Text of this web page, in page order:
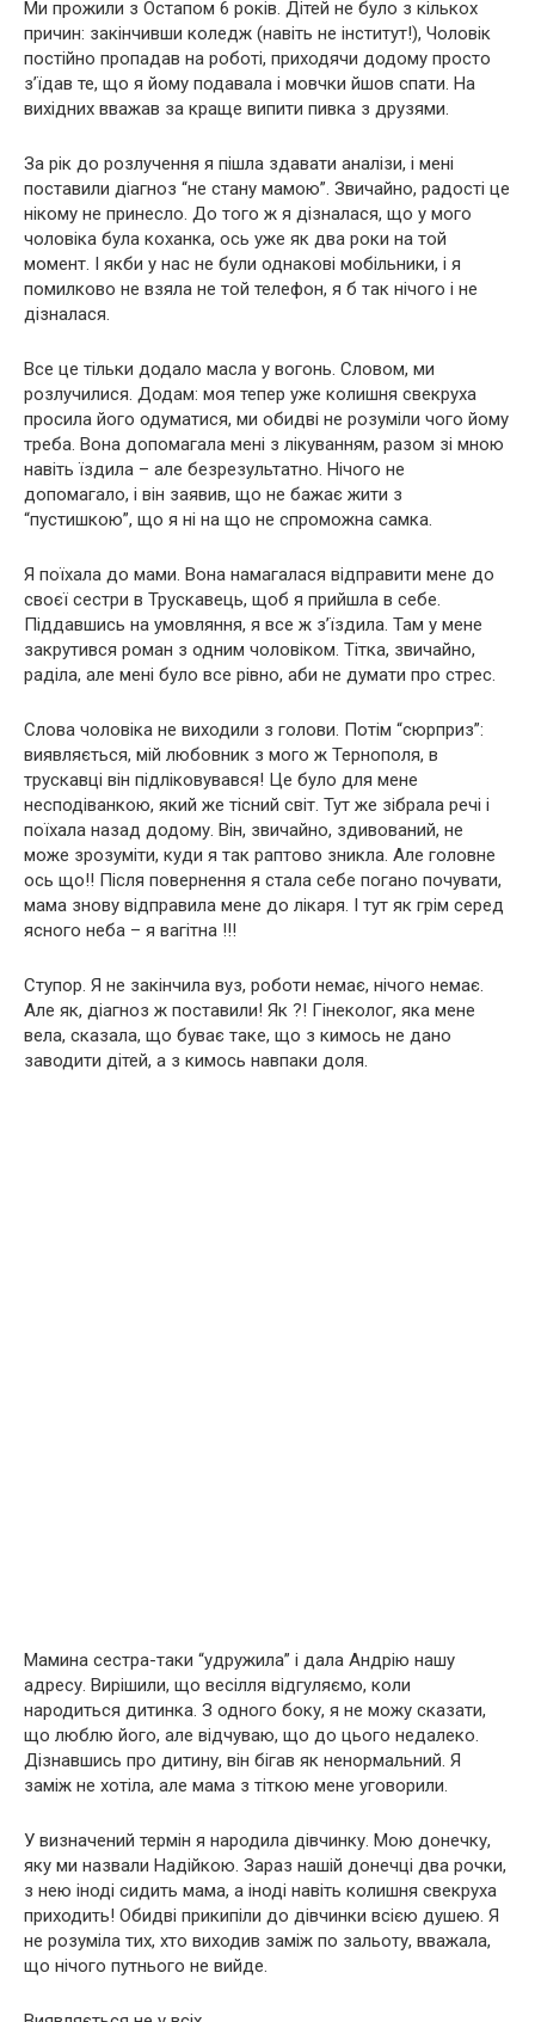
Ми прожили з Остапом 6 років. Дітей не було з кількох
причин: закінчивши коледж (навіть не інститут!), Чоловік
постійно пропадав на роботі, приходячи додому просто
з’їдав те, що я йому подавала і мовчки йшов спати. На
вихідних вважав за краще випити пивка з друзями.
За рік до розлучення я пішла здавати аналізи, і мені
поставили діагноз “не стану мамою”. Звичайно, радості це
нікому не принесло. До того ж я дізналася, що у мого
чоловіка була коханка, ось уже як два роки на той
момент. І якби у нас не були однакові мобільники, і я
помилково не взяла не той телефон, я б так нічого і не
дізналася.
Все це тільки додало масла у вогонь. Словом, ми
розлучилися. Додам: моя тепер уже колишня свекруха
просила його одуматися, ми обидві не розуміли чого йому
треба. Вона допомагала мені з лікуванням, разом зі мною
навіть їздила – але безрезультатно. Нічого не
допомагало, і він заявив, що не бажає жити з
“пустишкою”, що я ні на що не спроможна самка.
Я поїхала до мами. Вона намагалася відправити мене до
своєї сестри в Трускавець, щоб я прийшла в себе.
Піддавшись на умовляння, я все ж з’їздила. Там у мене
закрутився роман з одним чоловіком. Тітка, звичайно,
раділа, але мені було все рівно, аби не думати про стрес.
Слова чоловіка не виходили з голови. Потім “сюрприз”:
виявляється, мій любовник з мого ж Тернополя, в
трускавці він підліковувався! Це було для мене
несподіванкою, який же тісний світ. Тут же зібрала речі і
поїхала назад додому. Він, звичайно, здивований, не
може зрозуміти, куди я так раптово зникла. Але головне
ось що!! Після повернення я стала себе погано почувати,
мама знову відправила мене до лікаря. І тут як грім серед
ясного неба – я вагітна !!!
Ступор. Я не закінчила вуз, роботи немає, нічого немає.
Але як, діагноз ж поставили! Як ?! Гінеколог, яка мене
вела, сказала, що буває таке, що з кимось не дано
заводити дітей, а з кимось навпаки доля.
Мамина сестра-таки “удружила” і дала Андрію нашу
адресу. Вирішили, що весілля відгуляємо, коли
народиться дитинка. З одного боку, я не можу сказати,
що люблю його, але відчуваю, що до цього недалеко.
Дізнавшись про дитину, він бігав як ненормальний. Я
заміж не хотіла, але мама з тіткою мене уговорили.
У визначений термін я народила дівчинку. Мою донечку,
яку ми назвали Надійкою. Зараз нашій донечці два рочки,
з нею іноді сидить мама, а іноді навіть колишня свекруха
приходить! Обидві прикипіли до дівчинки всією душею. Я
не розуміла тих, хто виходив заміж по зальоту, вважала,
що нічого путнього не вийде.